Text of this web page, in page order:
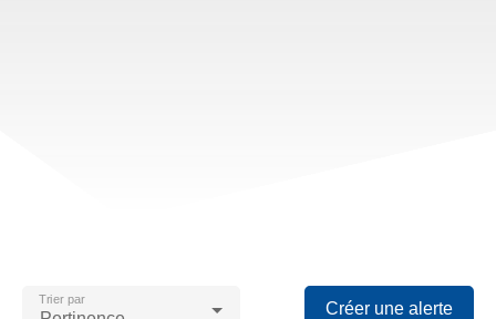
Trier par Créer une alerte